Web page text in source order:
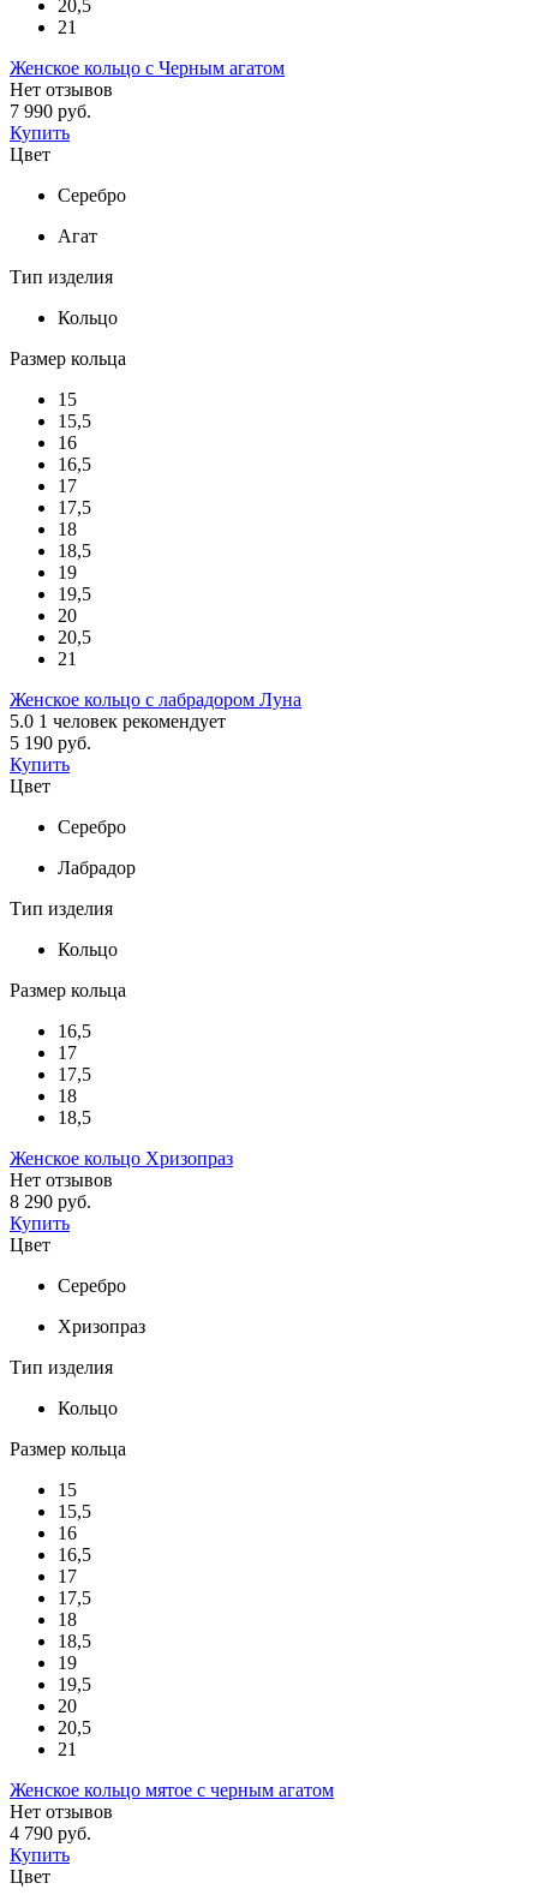
20,5
21
Женское кольцо с Черным агатом
Нет отзывов
7 990 руб.
Купить
Цвет
Серебро
Агат
Тип изделия
Кольцо
Размер кольца
15
15,5
16
16,5
17
17,5
18
18,5
19
19,5
20
20,5
21
Женское кольцо с лабрадором Луна
5.0 1 человек рекомендует
5 190 руб.
Купить
Цвет
Серебро
Лабрадор
Тип изделия
Кольцо
Размер кольца
16,5
17
17,5
18
18,5
Женское кольцо Хризопраз
Нет отзывов
8 290 руб.
Купить
Цвет
Серебро
Хризопраз
Тип изделия
Кольцо
Размер кольца
15
15,5
16
16,5
17
17,5
18
18,5
19
19,5
20
20,5
21
Женское кольцо мятое с черным агатом
Нет отзывов
4 790 руб.
Купить
Цвет